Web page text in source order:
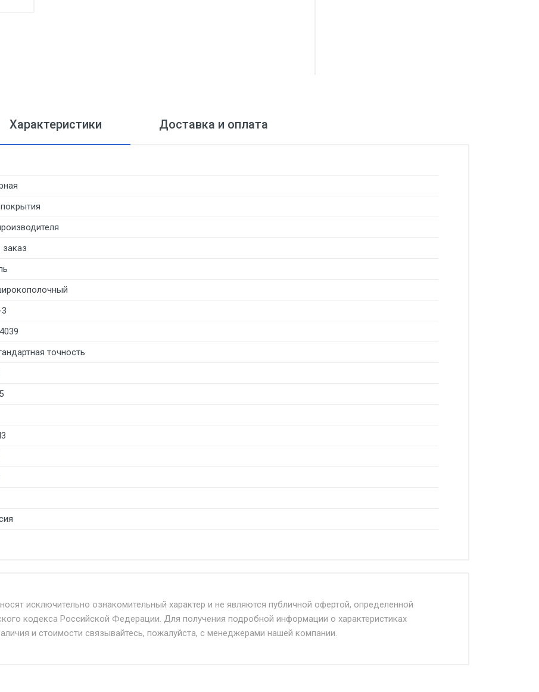
Характеристики Доставка и оплата
точность
и наёмным транспортом, стоимость доставки рассчитывается Ставка + км от МКАД,
+ от 500.
исключительно ознакомительный характер и не являются публичной офертой, определенной
кодекса Российской Федерации. Для получения подробной информации о характеристиках
и стоимости связывайтесь, пожалуйста, с менеджерами нашей компании.